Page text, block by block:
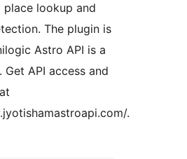
place lookup and
The plugin is
Astro API is a
Get API access and
.